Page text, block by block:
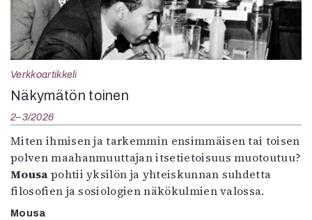
Verkkoartikkeli
Näkymätön toinen
2–3/2026
Miten ihmisen ja tarkemmin ensimmäisen tai toisen
polven maahanmuuttajan itsetietoisuus muotoutuu?
Mousa pohtii yksilön ja yhteiskunnan suhdetta
filosofien ja sosiologien näkökulmien valossa.
Mousa